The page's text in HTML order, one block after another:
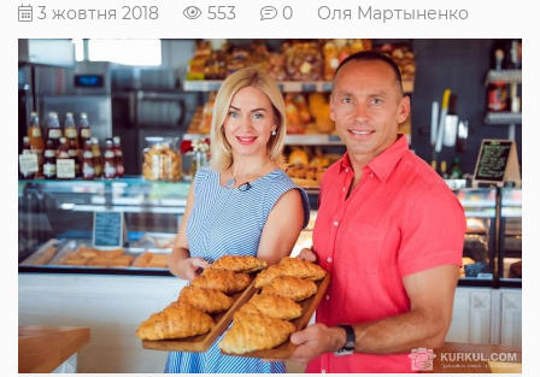
3 жовтня 2018 553 0 Оля Мартыненко